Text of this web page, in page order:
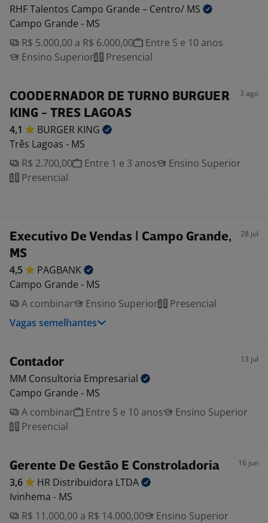
RHF Talentos Campo Grande – Centro/ MS
Campo Grande - MS
R$ 5.000,00 a R$ 6.000,00
Entre 5 e 10 anos
Ensino Superior
Presencial
COODERNADOR DE TURNO BURGUER
KING - TRES LAGOAS
3 ago
4,1 BURGER KING
Três Lagoas - MS
R$ 2.700,00
Entre 1 e 3 anos
Ensino Superior
Presencial
Executivo De Vendas | Campo Grande,
MS
28 jul
4,5
PAGBANK
Campo Grande - MS
A combinar
Ensino Superior
Presencial
Vagas semelhantes
Contador 13 jul
MM Consultoria Empresarial
Campo Grande - MS
A combinar
Entre 5 e 10 anos
Ensino Superior
Presencial
Gerente De Gestão E Constroladoria 16 jun
3,6 HR Distribuidora LTDA
Ivinhema - MS
R$ 11.000,00 a R$ 14.000,00
Ensino Superior